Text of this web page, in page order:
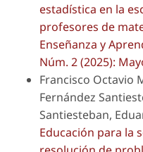
estadística en la
profesores de
Enseñanza y
Núm. 2 (2025):
Francisco Octavio
Fernández
Santiesteban,
Educación para la